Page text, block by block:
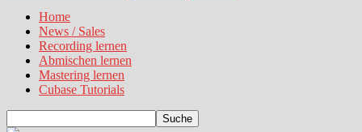
Home
News / Sales
Recording lernen
Abmischen lernen
Mastering lernen
Cubase Tutorials